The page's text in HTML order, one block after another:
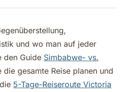
und wo man auf jeder
den Guide Simbabwe- vs.
die gesamte Reise planen und
5-Tage-Reiseroute Victoria